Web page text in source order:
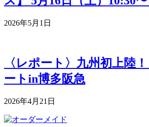
2026年5月1日
〈レポート〉九州初上陸
ートin博多阪急
2026年4月21日